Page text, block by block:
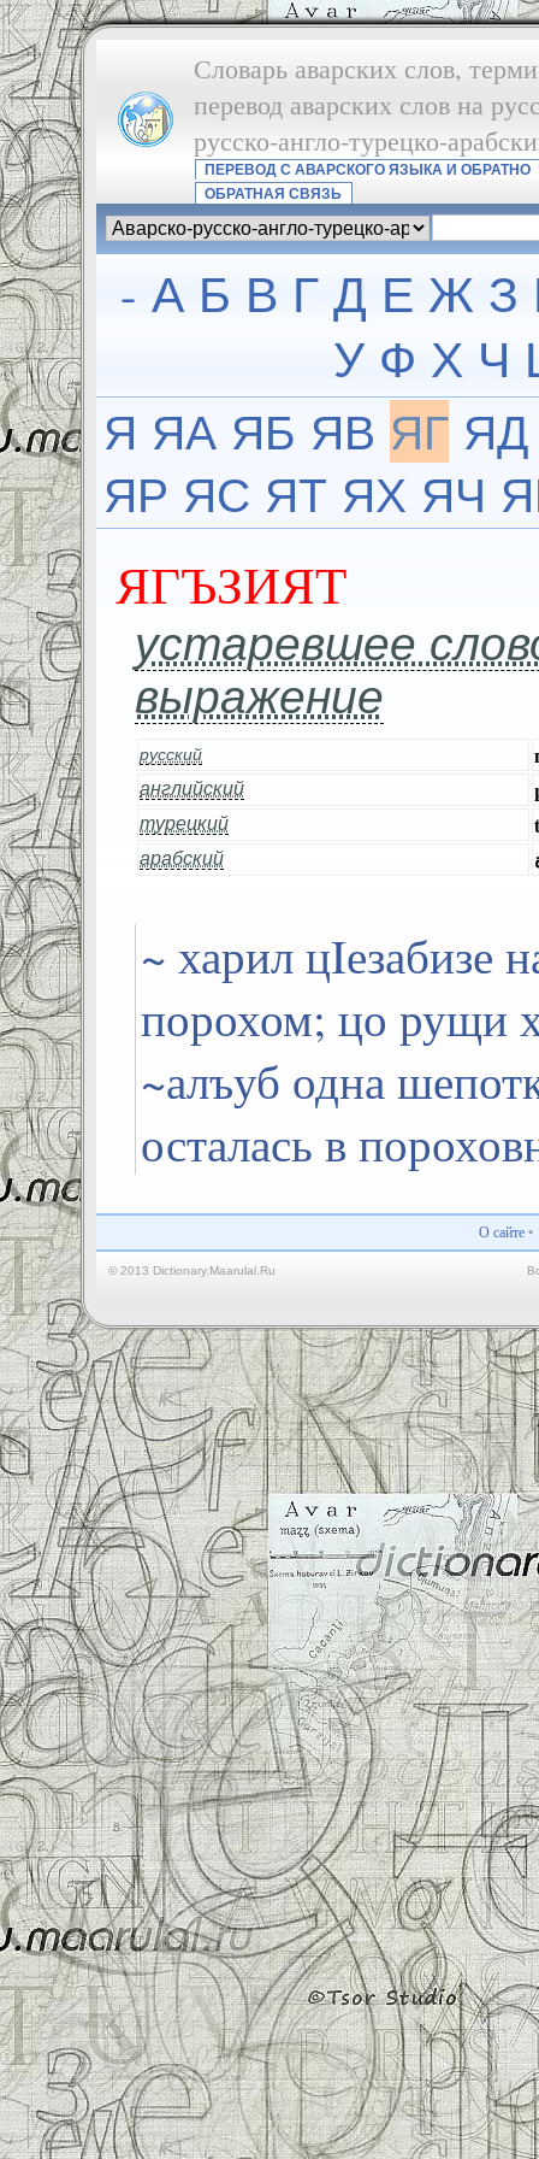
Словарь аварских слов,
перевод аварских слов на
русско-англо-турецко-
ПЕРЕВОД С АВАРСКОГО ЯЗЫКА И ОБРАТНО
ОБРАТНАЯ СВЯЗЬ
- А Б В Г Д Е Ж З
У Ф Х Ч
Я ЯА ЯБ ЯВ ЯГ ЯД
ЯР ЯС ЯТ ЯХ ЯЧ
ЯГЪЗИЯТ
устаревшее
выражение
русский
английский
турецкий
арабский
~ харил цIезабизе
порохом; цо рущи
~алъуб одна
осталась в
О сайте•
© 2013 Dictionary.Maarulal.Ru